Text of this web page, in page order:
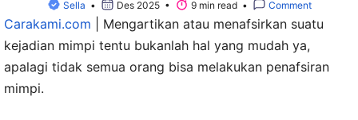
Sella • Des 2025 • 9 min read • Comment
Carakami.com
Mengartikan atau menafsirkan suatu
kejadian mimpi tentu bukanlah hal yang mudah ya,
apalagi tidak semua orang bisa melakukan penafsiran
mimpi.